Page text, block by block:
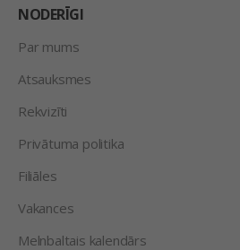
NODERĪGI
Par mums
Atsauksmes
Rekvizīti
Privātuma politika
Filiāles
Vakances
Melnbaltais kalendārs